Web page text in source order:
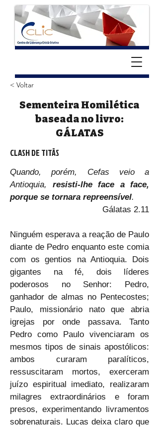
< Voltar
Sementeira Homilética
baseada no livro:
GÁLATAS
CLASH DE TITÃS
Quando, porém, Cefas veio a
Antioquia, resisti-lhe face a face,
porque se tornara repreensível.
Gálatas 2.11
Ninguém esperava a reação de Paulo
diante de Pedro enquanto este comia
com os gentios na Antioquia. Dois
gigantes na fé, dois líderes
poderosos no Senhor: Pedro,
ganhador de almas no Pentecostes;
Paulo, missionário nato que abria
igrejas por onde passava. Tanto
Pedro como Paulo vivenciaram os
mesmos tipos de sinais apostólicos:
ambos curaram paralíticos,
ressuscitaram mortos, exerceram
juízo espiritual imediato, realizaram
milagres extraordinários e foram
presos, experimentando livramentos
sobrenaturais. Lucas deixa claro que